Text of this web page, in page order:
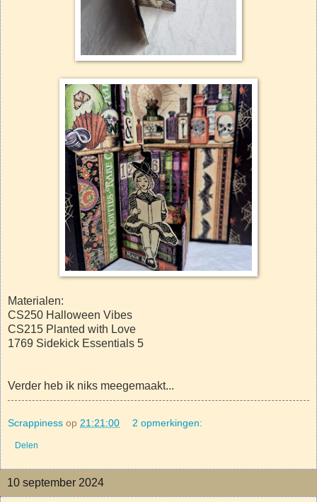
Materialen:
CS250 Halloween Vibes
CS215 Planted with Love
1769 Sidekick Essentials 5
Verder heb ik niks meegemaakt...
Scrappiness op 21:21:00 2 opmerkingen:
Delen
10 september 2024